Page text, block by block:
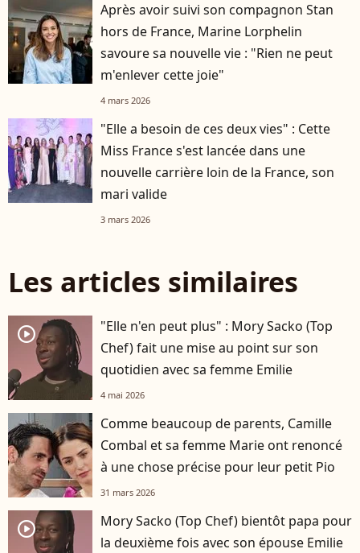
Après avoir suivi son compagnon Stan
hors de France, Marine Lorphelin
savoure sa nouvelle vie : "Rien ne peut
m'enlever cette joie"
4 mars 2026
"Elle a besoin de ces deux vies" : Cette
Miss France s'est lancée dans une
nouvelle carrière loin de la France, son
mari valide
3 mars 2026
Les articles similaires
player2
"Elle n'en peut plus" : Mory Sacko (Top
Chef) fait une mise au point sur son
quotidien avec sa femme Emilie
4 mai 2026
Comme beaucoup de parents, Camille
Combal et sa femme Marie ont renoncé
à une chose précise pour leur petit Pio
31 mars 2026
player2
Mory Sacko (Top Chef) bientôt papa pour
la deuxième fois avec son épouse Emilie